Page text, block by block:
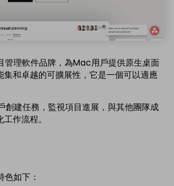
管理軟件品牌，為Mac用戶提供原生桌面
集和卓越的可擴展性，它是一個可以適應
建任務，監視項目進展，與其他團隊成
作流程。
如下：